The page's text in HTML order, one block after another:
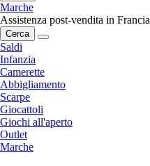
Marche
Assistenza post-vendita in Francia
Cerca
Saldi
Infanzia
Camerette
Abbigliamento
Scarpe
Giocattoli
Giochi all'aperto
Outlet
Marche